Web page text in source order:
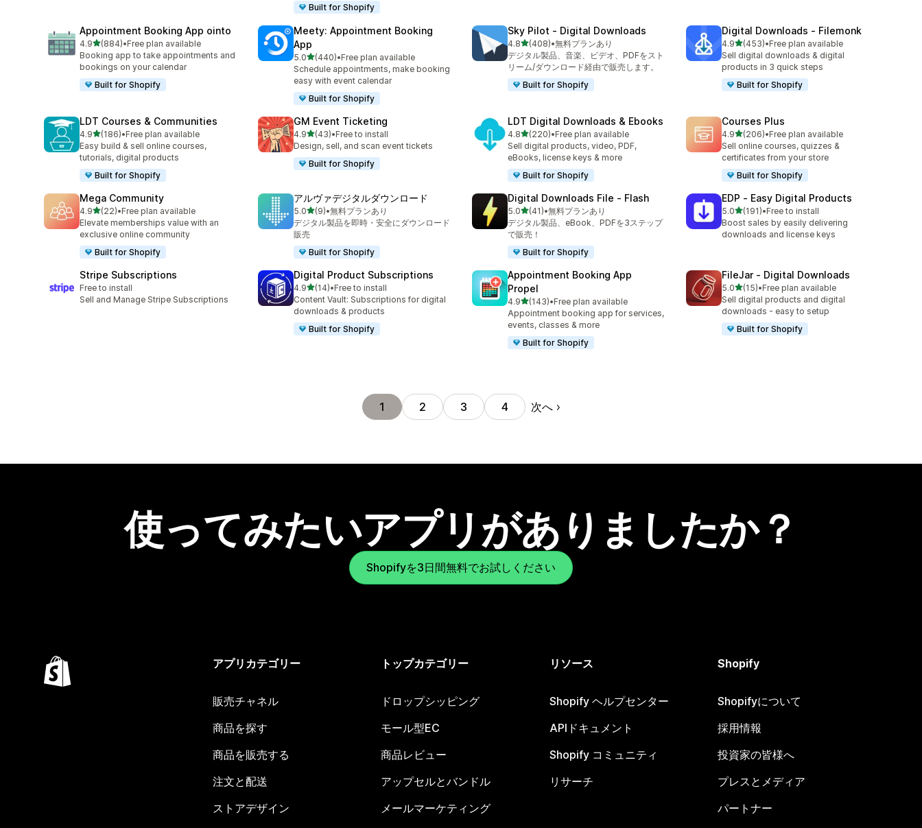
Built for Shopify
Appointment Booking App ointo
4.95つ星中
(884)
合計レビュー数：884件
•Free plan available
Booking app to take appointments and
bookings on your calendar
Built for Shopify
Meety: Appointment Booking
App
5.05つ星中
(440)
合計レビュー数：440件
•Free plan available
Schedule appointments, make booking
easy with event calendar
Built for Shopify
Sky Pilot ‑ Digital Downloads
4.85つ星中
(408)
合計レビュー数：408件
•無料プランあり
デジタル製品、音楽、ビデオ、PDFをスト
リーム/ダウンロード経由で販売します。
Built for Shopify
Digital Downloads ‑ Filemonk
4.95つ星中
(453)
合計レビュー数：453件
•Free plan available
Sell digital downloads & digital
products in 3 quick steps
Built for Shopify
LDT Courses & Communities
4.95つ星中
(186)
合計レビュー数：186件
•Free plan available
Easy build & sell online courses,
tutorials, digital products
Built for Shopify
GM Event Ticketing
4.95つ星中
(43)
合計レビュー数：43件
•Free to install
Design, sell, and scan event tickets
Built for Shopify
LDT Digital Downloads & Ebooks
4.85つ星中
(220)
合計レビュー数：220件
•Free plan available
Sell digital products, video, PDF,
eBooks, license keys & more
Built for Shopify
Courses Plus
4.95つ星中
(206)
合計レビュー数：206件
•Free plan available
Sell online courses, quizzes &
certificates from your store
Built for Shopify
Mega Community
4.95つ星中
(22)
合計レビュー数：22件
•Free plan available
Elevate memberships value with an
exclusive online community
Built for Shopify
アルヴァデジタルダウンロード
5.05つ星中
(9)
合計レビュー数：9件
•無料プランあり
デジタル製品を即時・安全にダウンロード
販売
Built for Shopify
Digital Downloads File ‑ Flash
5.05つ星中
(41)
合計レビュー数：41件
•無料プランあり
デジタル製品、eBook、PDFを3ステップ
で販売！
Built for Shopify
EDP ‑ Easy Digital Products
5.05つ星中
(191)
合計レビュー数：191件
•Free to install
Boost sales by easily delivering
downloads and license keys
Stripe Subscriptions
Free to install
Sell and Manage Stripe Subscriptions
Digital Product Subscriptions
4.95つ星中
(14)
合計レビュー数：14件
•Free to install
Content Vault: Subscriptions for digital
downloads & products
Built for Shopify
Appointment Booking App
Propel
4.95つ星中
(143)
合計レビュー数：143件
•Free plan available
Appointment booking app for services,
events, classes & more
Built for Shopify
FileJar ‑ Digital Downloads
5.05つ星中
(15)
合計レビュー数：15件
•Free plan available
Sell digital products and digital
downloads - easy to setup
Built for Shopify
1 2 3 4 次へ
使ってみたいアプリがありましたか？
Shopifyを3日間無料でお試しください
アプリカテゴリー
販売チャネル
商品を探す
商品を販売する
注文と配送
ストアデザイン
トップカテゴリー
ドロップシッピング
モール型EC
商品レビュー
アップセルとバンドル
メールマーケティング
リソース
Shopify ヘルプセンター
APIドキュメント
Shopify コミュニティ
リサーチ
Shopify
Shopifyについて
採用情報
投資家の皆様へ
プレスとメディア
パートナー